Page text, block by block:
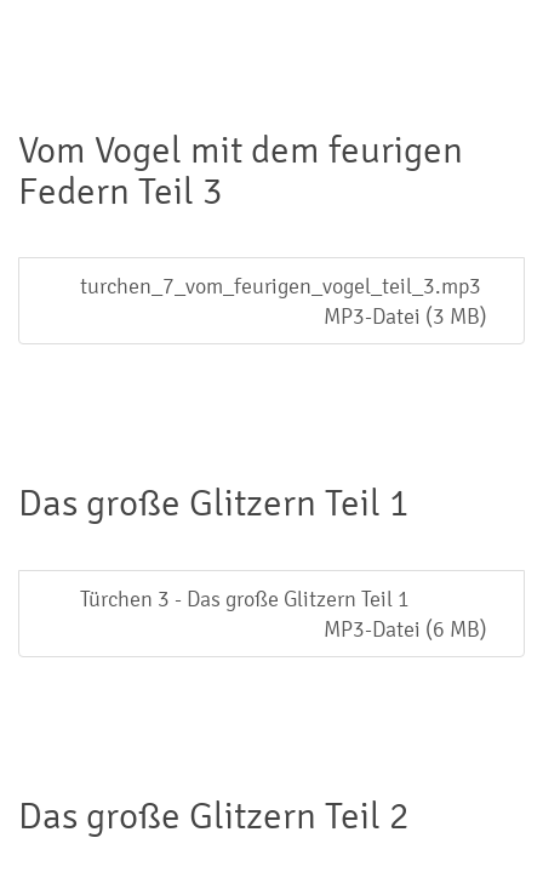
Vom Vogel mit dem feurigen
Federn Teil 3
turchen_7_vom_feurigen_vogel_teil_3.mp3
MP3-Datei (3 MB)
Das große Glitzern Teil 1
Türchen 3 - Das große Glitzern Teil 1
MP3-Datei (6 MB)
Das große Glitzern Teil 2